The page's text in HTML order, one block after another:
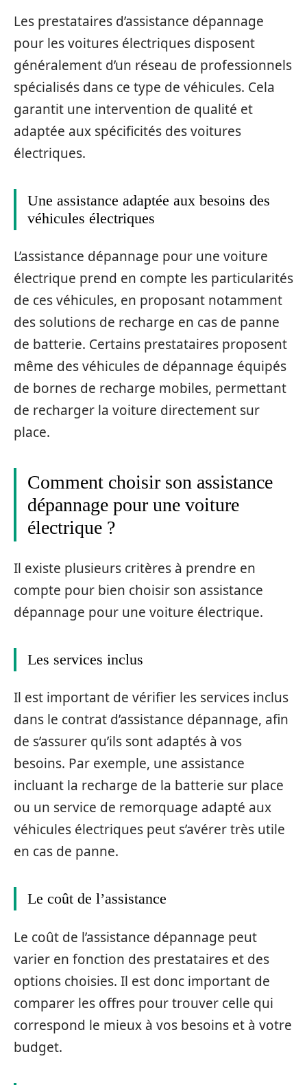
Les prestataires d’assistance dépannage
pour les voitures électriques disposent
généralement d’un réseau de professionnels
spécialisés dans ce type de véhicules. Cela
garantit une intervention de qualité et
adaptée aux spécificités des voitures
électriques.
Une assistance adaptée aux besoins des
véhicules électriques
L’assistance dépannage pour une voiture
électrique prend en compte les particularités
de ces véhicules, en proposant notamment
des solutions de recharge en cas de panne
de batterie. Certains prestataires proposent
même des véhicules de dépannage équipés
de bornes de recharge mobiles, permettant
de recharger la voiture directement sur
place.
Comment choisir son assistance
dépannage pour une voiture
électrique ?
Il existe plusieurs critères à prendre en
compte pour bien choisir son assistance
dépannage pour une voiture électrique.
Les services inclus
Il est important de vérifier les services inclus
dans le contrat d’assistance dépannage, afin
de s’assurer qu’ils sont adaptés à vos
besoins. Par exemple, une assistance
incluant la recharge de la batterie sur place
ou un service de remorquage adapté aux
véhicules électriques peut s’avérer très utile
en cas de panne.
Le coût de l’assistance
Le coût de l’assistance dépannage peut
varier en fonction des prestataires et des
options choisies. Il est donc important de
comparer les offres pour trouver celle qui
correspond le mieux à vos besoins et à votre
budget.